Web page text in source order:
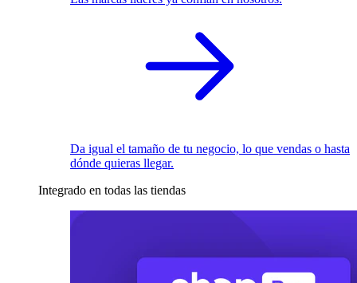
Da igual el tamaño de tu negocio, lo que vendas o hasta
dónde quieras llegar.
Integrado en todas las tiendas